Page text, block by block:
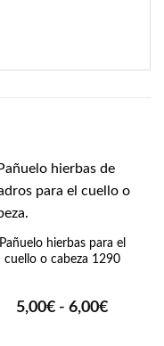
Pañuelo hierbas para el
cuello o cabeza 1290
5,00€ - 6,00€Rango